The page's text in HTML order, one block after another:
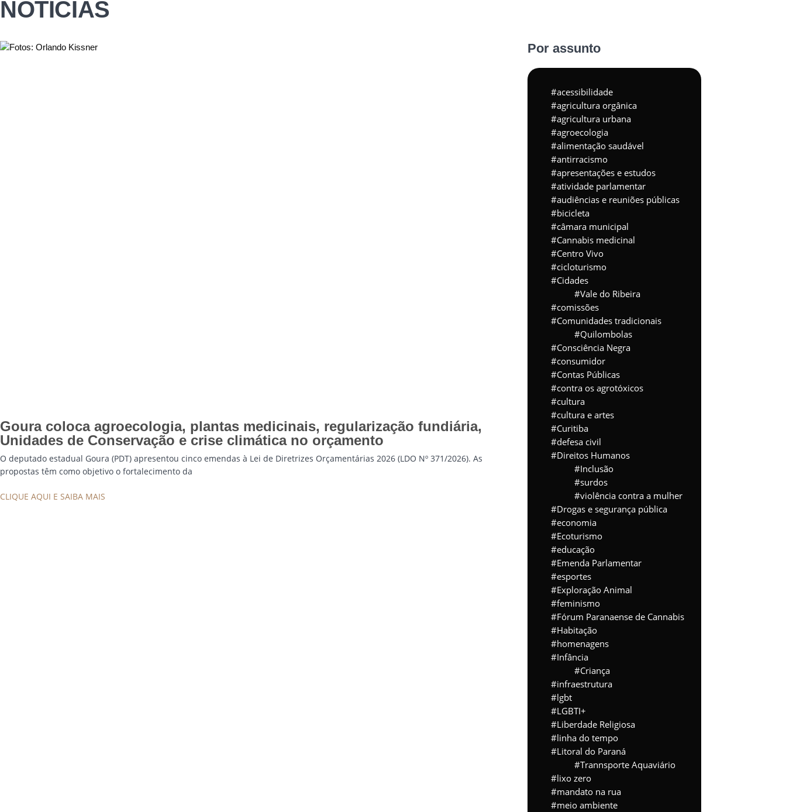
NOTÍCIAS
Goura coloca agroecologia, plantas medicinais, regularização fundiária,
Unidades de Conservação e crise climática no orçamento
O deputado estadual Goura (PDT) apresentou cinco emendas à Lei de Diretrizes Orçamentárias 2026 (LDO Nº 371/2026). As
propostas têm como objetivo o fortalecimento da
CLIQUE AQUI E SAIBA MAIS
Por assunto
acessibilidade
agricultura orgânica
agricultura urbana
agroecologia
alimentação saudável
antirracismo
apresentações e estudos
atividade parlamentar
audiências e reuniões públicas
bicicleta
câmara municipal
Cannabis medicinal
Centro Vivo
cicloturismo
Cidades
Vale do Ribeira
comissões
Comunidades tradicionais
Quilombolas
Consciência Negra
consumidor
Contas Públicas
contra os agrotóxicos
cultura
cultura e artes
Curitiba
defesa civil
Direitos Humanos
Inclusão
surdos
violência contra a mulher
Drogas e segurança pública
economia
Ecoturismo
educação
Emenda Parlamentar
esportes
Exploração Animal
feminismo
Fórum Paranaense de Cannabis
Habitação
homenagens
Infância
Criança
infraestrutura
lgbt
LGBTI+
Liberdade Religiosa
linha do tempo
Litoral do Paraná
Trannsporte Aquaviário
lixo zero
mandato na rua
meio ambiente